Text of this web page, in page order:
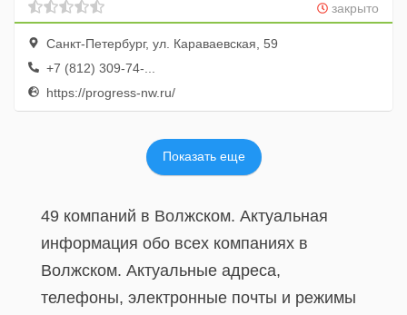
закрыто
Санкт-Петербург, ул. Караваевская, 59
+7 (812) 309-74-...
https://progress-nw.ru/
Показать еще
49 компаний в Волжском. Актуальная
информация обо всех компаниях в
Волжском. Актуальные адреса,
телефоны, электронные почты и режимы